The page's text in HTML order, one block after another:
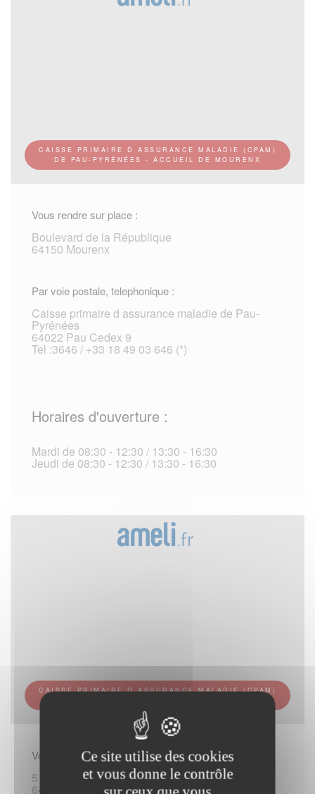
CAISSE PRIMAIRE D ASSURANCE MALADIE (CPAM)
DE PAU-PYRÉNÉES - ACCUEIL DE MOURENX
Vous rendre sur place :
Boulevard de la République
64150 Mourenx
Par voie postale, telephonique :
Caisse primaire d assurance maladie de Pau-
Pyrénées
64022 Pau Cedex 9
Tel :3646 / +33 18 49 03 646 (*)
Horaires d'ouverture :
Mardi de 08:30 - 12:30 / 13:30 - 16:30
Jeudi de 08:30 - 12:30 / 13:30 - 16:30
CAISSE PRIMAIRE D ASSURANCE MALADIE (CPAM)
Vous rendre sur place :
5 rue Jean-Marie-L hoste
64300 Orthez
Ce site utilise des cookies
et vous donne le contrôle